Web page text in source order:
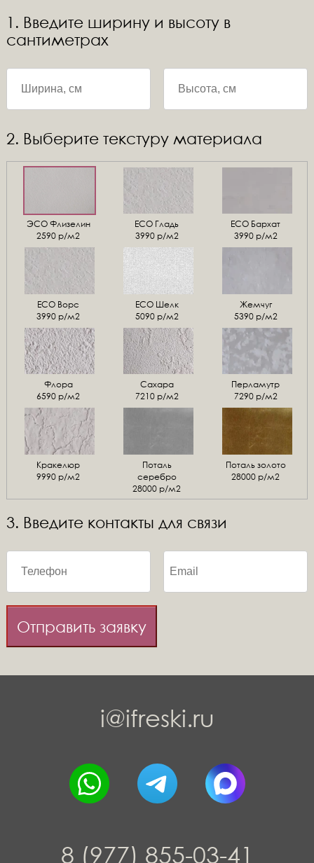
1. Введите ширину и высоту в
сантиметрах
2. Выберите текстуру материала
ЭСО Флизелин
2590 р/м2
ЕСО Гладь
3990 р/м2
ECO Бархат
3990 р/м2
ЕСО Ворс
3990 р/м2
ЕСО Шелк
5090 р/м2
Жемчуг
5390 р/м2
Флора
6590 р/м2
Сахара
7210 р/м2
Перламутр
7290 р/м2
Кракелюр
9990 р/м2
Поталь
серебро
28000 р/м2
Поталь золото
28000 р/м2
3. Введите контакты для связи
Отправить заявку
i@ifreski.ru
8 (977) 855-03-41